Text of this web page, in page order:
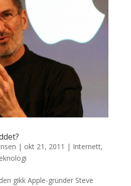
| okt 21, 2011 | Internett,
gikk Apple-gründer Steve